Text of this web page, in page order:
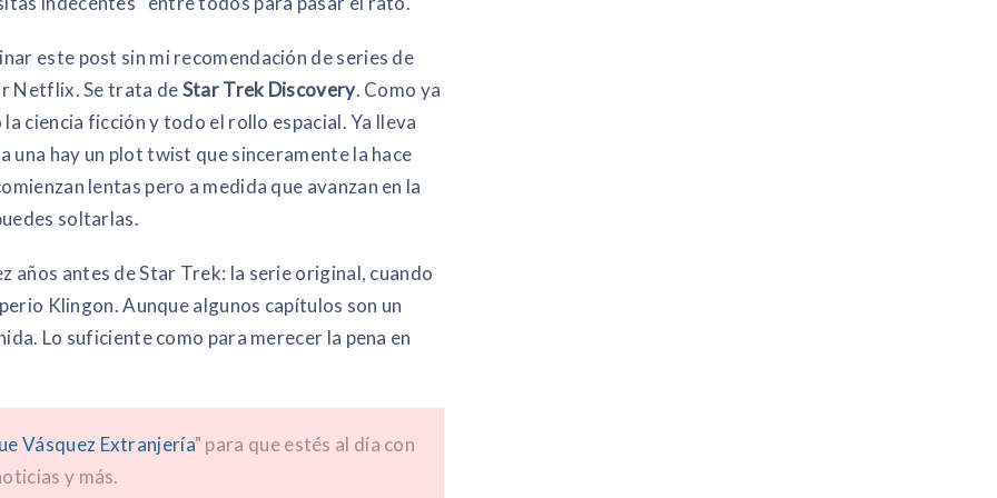
este post sin mi recomendación de series de
Netflix. Se trata deStar Trek Discovery. Como ya
ciencia ficción y todo el rollo espacial. Ya lleva
una hay un plot twist que sinceramente la hace
lentas pero a medida que avanzan en la
soltarlas.
años antes de Star Trek: la serie original, cuando
Klingon. Aunque algunos capítulos son un
Lo suficiente como para merecer la pena en
Vásquez Extranjería" para que estés al día con
y más.